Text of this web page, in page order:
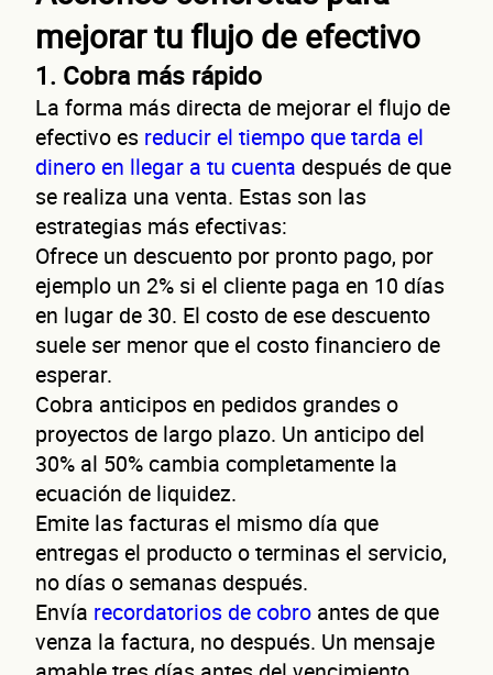
mejorar tu flujo de efectivo
1. Cobra más rápido
La forma más directa de mejorar el flujo de
efectivo es reducir el tiempo que tarda el
dinero en llegar a tu cuenta después de que
se realiza una venta. Estas son las
estrategias más efectivas:
Ofrece un descuento por pronto pago, por
ejemplo un 2% si el cliente paga en 10 días
en lugar de 30. El costo de ese descuento
suele ser menor que el costo financiero de
esperar.
Cobra anticipos en pedidos grandes o
proyectos de largo plazo. Un anticipo del
30% al 50% cambia completamente la
ecuación de liquidez.
Emite las facturas el mismo día que
entregas el producto o terminas el servicio,
no días o semanas después.
Envía recordatorios de cobro antes de que
venza la factura, no después. Un mensaje